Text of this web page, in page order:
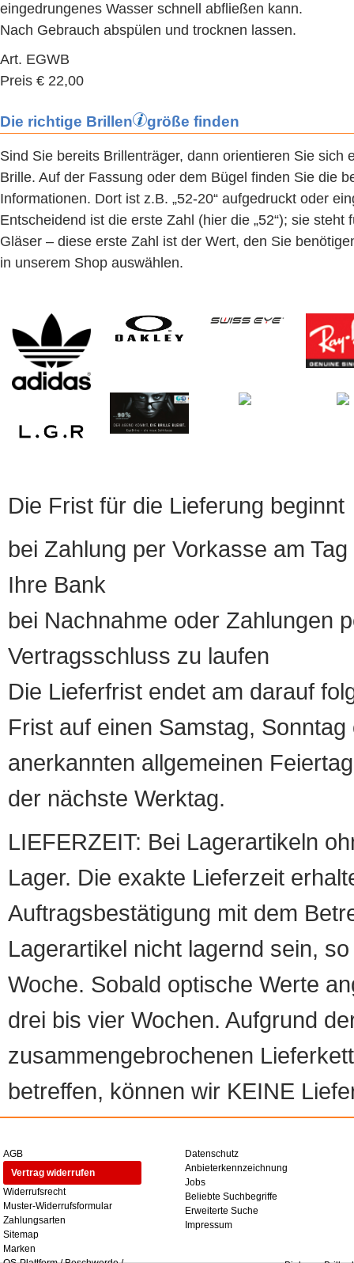
eingedrungenes Wasser schnell abfließen kann.
Nach Gebrauch abspülen und trocknen lassen.
Art. EGWB
Preis € 22,00
Die richtige Brillen größe finden
Sind Sie bereits Brillenträger, dann orientieren Sie sich
Brille. Auf der Fassung oder dem Bügel finden Sie die
Informationen. Dort ist z.B. „52-20“ aufgedruckt oder
Entscheidend ist die erste Zahl (hier die „52“); sie steht
Gläser – diese erste Zahl ist der Wert, den Sie
in unserem Shop auswählen.
Die Frist für die Lieferung beginnt
bei Zahlung per Vorkasse am
Ihre Bank
bei Nachnahme oder Zahlungen
Vertragsschluss zu laufen
Die Lieferfrist endet am darauf
Frist auf einen Samstag,
anerkannten allgemeinen
der nächste Werktag.
LIEFERZEIT: Bei Lagerartikeln
Lager. Die exakte Lieferzeit
Auftragsbestätigung mit dem
Lagerartikel nicht lagernd sein,
Woche. Sobald optische Werte
drei bis vier Wochen. Aufgrund
zusammengebrochenen
betreffen, können wir KEINE
AGB
Vertrag widerrufen
Widerrufsrecht
Muster-Widerrufsformular
Zahlungsarten
Sitemap
Marken
Datenschutz
Anbieterkennzeichnung
Jobs
Beliebte Suchbegriffe
Erweiterte Suche
Impressum